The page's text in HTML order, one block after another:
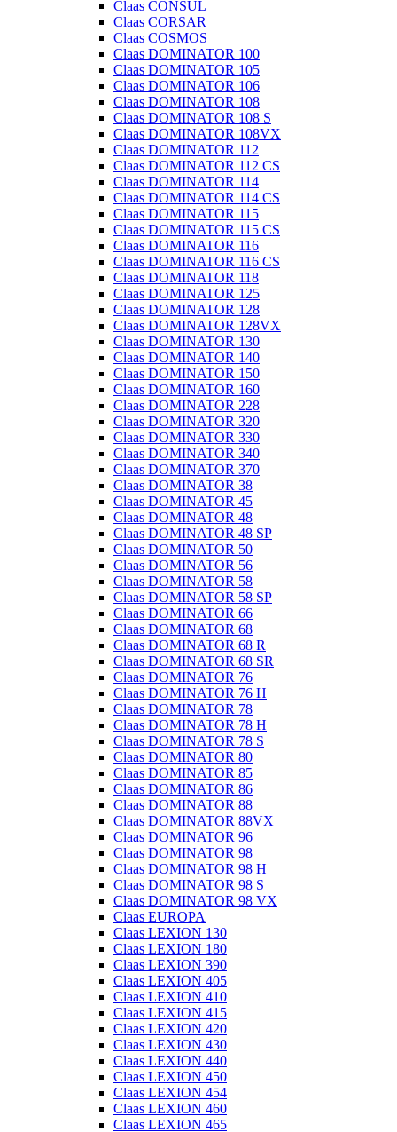
Claas CONSUL
Claas CORSAR
Claas COSMOS
Claas DOMINATOR 100
Claas DOMINATOR 105
Claas DOMINATOR 106
Claas DOMINATOR 108
Claas DOMINATOR 108 S
Claas DOMINATOR 108VX
Claas DOMINATOR 112
Claas DOMINATOR 112 CS
Claas DOMINATOR 114
Claas DOMINATOR 114 CS
Claas DOMINATOR 115
Claas DOMINATOR 115 CS
Claas DOMINATOR 116
Claas DOMINATOR 116 CS
Claas DOMINATOR 118
Claas DOMINATOR 125
Claas DOMINATOR 128
Claas DOMINATOR 128VX
Claas DOMINATOR 130
Claas DOMINATOR 140
Claas DOMINATOR 150
Claas DOMINATOR 160
Claas DOMINATOR 228
Claas DOMINATOR 320
Claas DOMINATOR 330
Claas DOMINATOR 340
Claas DOMINATOR 370
Claas DOMINATOR 38
Claas DOMINATOR 45
Claas DOMINATOR 48
Claas DOMINATOR 48 SP
Claas DOMINATOR 50
Claas DOMINATOR 56
Claas DOMINATOR 58
Claas DOMINATOR 58 SP
Claas DOMINATOR 66
Claas DOMINATOR 68
Claas DOMINATOR 68 R
Claas DOMINATOR 68 SR
Claas DOMINATOR 76
Claas DOMINATOR 76 H
Claas DOMINATOR 78
Claas DOMINATOR 78 H
Claas DOMINATOR 78 S
Claas DOMINATOR 80
Claas DOMINATOR 85
Claas DOMINATOR 86
Claas DOMINATOR 88
Claas DOMINATOR 88VX
Claas DOMINATOR 96
Claas DOMINATOR 98
Claas DOMINATOR 98 H
Claas DOMINATOR 98 S
Claas DOMINATOR 98 VX
Claas EUROPA
Claas LEXION 130
Claas LEXION 180
Claas LEXION 390
Claas LEXION 405
Claas LEXION 410
Claas LEXION 415
Claas LEXION 420
Claas LEXION 430
Claas LEXION 440
Claas LEXION 450
Claas LEXION 454
Claas LEXION 460
Claas LEXION 465